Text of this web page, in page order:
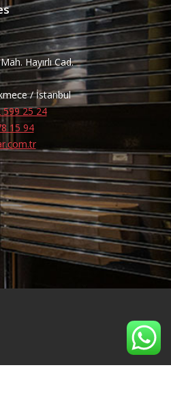
Hayırlı Cad.
/ İstanbul
25 24
15 94